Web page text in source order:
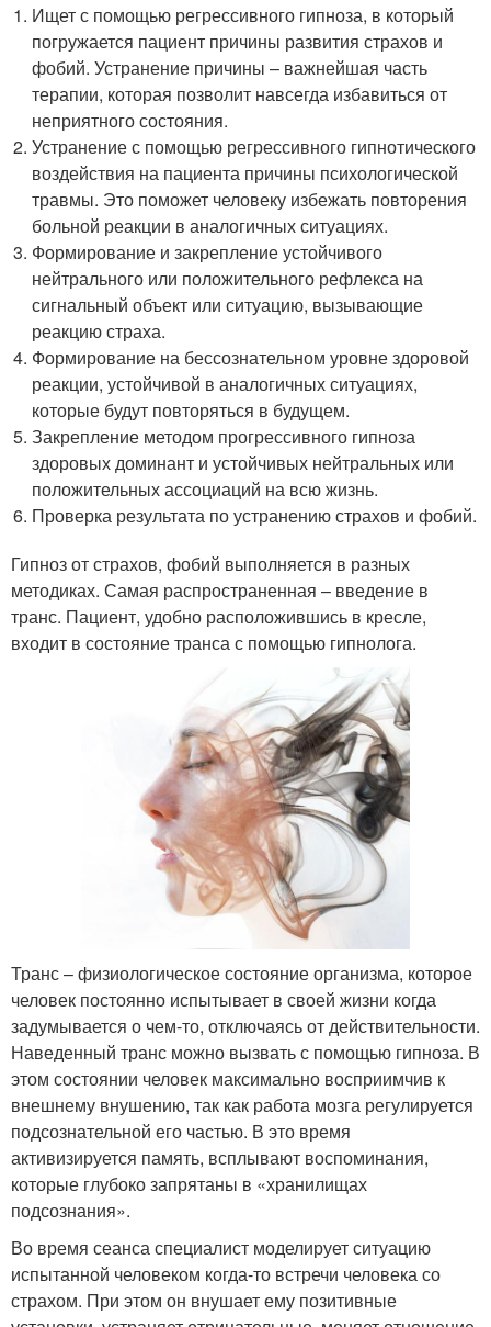
Ищет с помощью регрессивного гипноза, в который
погружается пациент причины развития страхов и
фобий. Устранение причины – важнейшая часть
терапии, которая позволит навсегда избавиться от
неприятного состояния.
Устранение с помощью регрессивного гипнотического
воздействия на пациента причины психологической
травмы. Это поможет человеку избежать повторения
больной реакции в аналогичных ситуациях.
Формирование и закрепление устойчивого
нейтрального или положительного рефлекса на
сигнальный объект или ситуацию, вызывающие
реакцию страха.
Формирование на бессознательном уровне здоровой
реакции, устойчивой в аналогичных ситуациях,
которые будут повторяться в будущем.
Закрепление методом прогрессивного гипноза
здоровых доминант и устойчивых нейтральных или
положительных ассоциаций на всю жизнь.
Проверка результата по устранению страхов и фобий.
Гипноз от страхов, фобий выполняется в разных
методиках. Самая распространенная – введение в
транс. Пациент, удобно расположившись в кресле,
входит в состояние транса с помощью гипнолога.
Транс – физиологическое состояние организма, которое
человек постоянно испытывает в своей жизни когда
задумывается о чем-то, отключаясь от действительности.
Наведенный транс можно вызвать с помощью гипноза. В
этом состоянии человек максимально восприимчив к
внешнему внушению, так как работа мозга регулируется
подсознательной его частью. В это время
активизируется память, всплывают воспоминания,
которые глубоко запрятаны в «хранилищах
подсознания».
Во время сеанса специалист моделирует ситуацию
испытанной человеком когда-то встречи человека со
страхом. При этом он внушает ему позитивные